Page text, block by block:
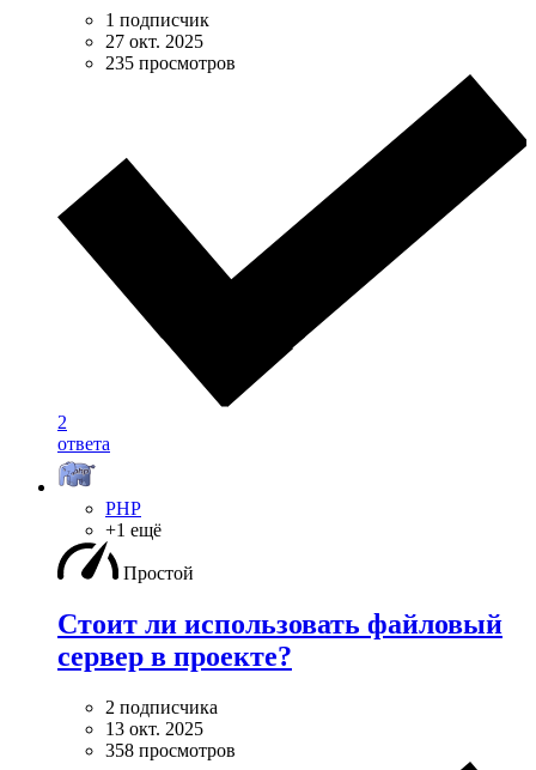
1 подписчик
27 окт. 2025
235 просмотров
2
ответа
PHP
+1 ещё
Простой
Стоит ли использовать файловый
сервер в проекте?
2 подписчика
13 окт. 2025
358 просмотров